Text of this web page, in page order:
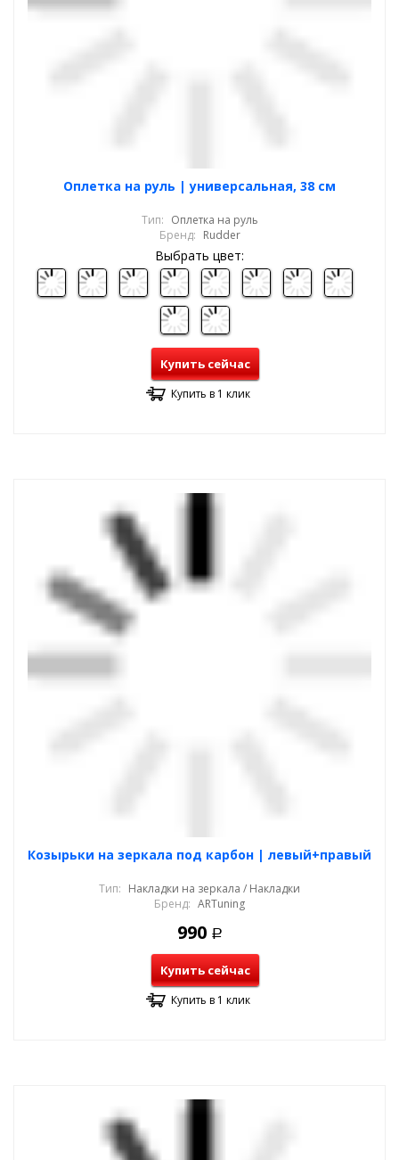
Оплетка на руль | универсальная, 38 см
Тип: Оплетка на руль
Бренд: Rudder
Выбрать цвет:
Купить сейчас
Купить в 1 клик
Козырьки на зеркала под карбон | левый+правый
Тип: Накладки на зеркала / Накладки
Бренд: ARTuning
990 Р
Купить сейчас
Купить в 1 клик